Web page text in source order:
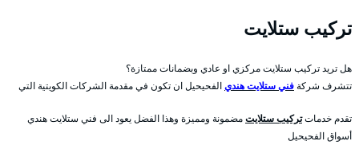
تركيب ستلايت
هل تريد تركيب ستلايت مركزي او عادي وبضمانات ممتازة؟
تتشرف شركةفني ستلايت هنديالفحيحيل ان تكون في مقدمة الشركات الكويتية التي
تقدم خدماتتركيب ستلايتمضمونة ومميزة وهذا الفضل يعود الى فني ستلايت هندي
أسواق الفحيحيل